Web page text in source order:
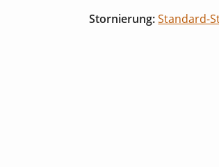
Stornierung:Standard-